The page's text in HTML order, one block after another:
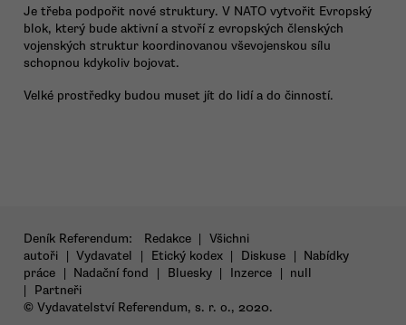
Je třeba podpořit nové struktury. V NATO vytvořit Evropský
blok, který bude aktivní a stvoří z evropských členských
vojenských struktur koordinovanou vševojenskou sílu
schopnou kdykoliv bojovat.
Velké prostředky budou muset jít do lidí a do činností.
Deník Referendum: Redakce | Všichni
autoři | Vydavatel | Etický kodex | Diskuse | Nabídky
práce | Nadační fond | Bluesky | Inzerce | null
|
Partneři
© Vydavatelství Referendum, s. r. o., 2020.